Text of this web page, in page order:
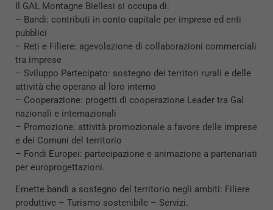
Il GAL Montagne Biellesi si occupa di:
– Bandi: contributi in conto capitale per imprese ed enti
pubblici
– Reti e Filiere: agevolazione di collaborazioni commerciali
tra imprese
– Sviluppo Partecipato: sostegno dei territori rurali e delle
attività che operano al loro interno
– Cooperazione: progetti di cooperazione Leader tra Gal
nazionali e internazionali
– Promozione: attività promozionale a favore delle imprese
e dei Comuni del territorio
– Fondi Europei: partecipazione e animazione a partenariati
per europrogettazioni.
Emette bandi a sostegno del territorio negli ambiti: Filiere
produttive – Turismo sostenibile – Servizi.